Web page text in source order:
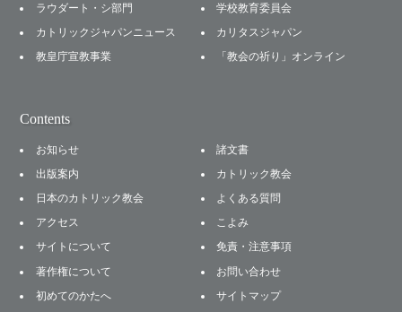
ラウダート・シ部門
学校教育委員会
カトリックジャパンニュース
カリタスジャパン
教皇庁宣教事業
「教会の祈り」オンライン
Contents
お知らせ
諸文書
出版案内
カトリック教会
日本のカトリック教会
よくある質問
アクセス
こよみ
サイトについて
免責・注意事項
著作権について
お問い合わせ
初めてのかたへ
サイトマップ